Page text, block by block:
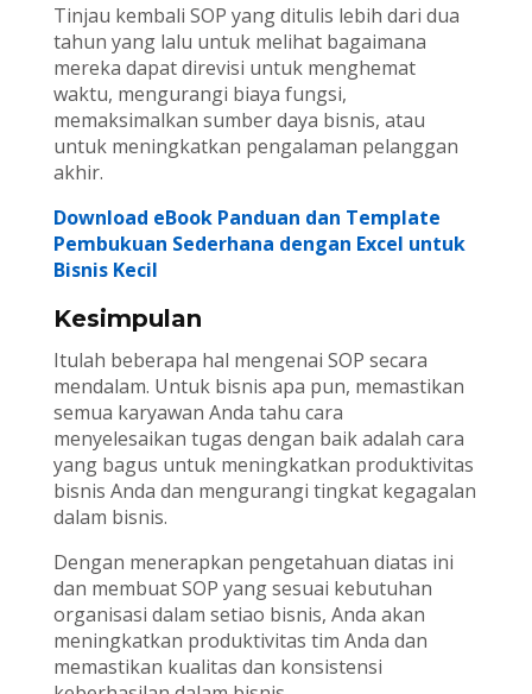
Tinjau kembali SOP yang ditulis lebih dari dua
tahun yang lalu untuk melihat bagaimana
mereka dapat direvisi untuk menghemat
waktu, mengurangi biaya fungsi,
memaksimalkan sumber daya bisnis, atau
untuk meningkatkan pengalaman pelanggan
akhir.
Download eBook Panduan dan Template
Pembukuan Sederhana dengan Excel untuk
Bisnis Kecil
Kesimpulan
Itulah beberapa hal mengenai SOP secara
mendalam. Untuk bisnis apa pun, memastikan
semua karyawan Anda tahu cara
menyelesaikan tugas dengan baik adalah cara
yang bagus untuk meningkatkan produktivitas
bisnis Anda dan mengurangi tingkat kegagalan
dalam bisnis.
Dengan menerapkan pengetahuan diatas ini
dan membuat SOP yang sesuai kebutuhan
organisasi dalam setiao bisnis, Anda akan
meningkatkan produktivitas tim Anda dan
memastikan kualitas dan konsistensi